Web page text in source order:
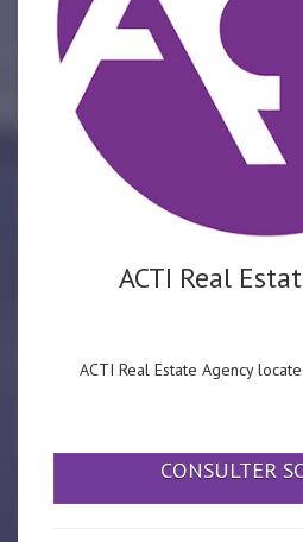
ACTI Real
ACTI Real Estate Agency
CONSULTER